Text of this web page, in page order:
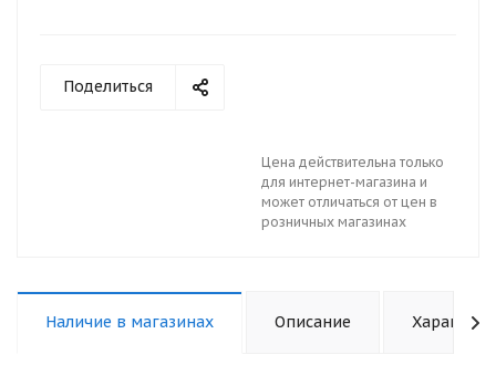
Поделиться
Цена действительна только
для интернет-магазина и
может отличаться от цен в
розничных магазинах
Наличие в магазинах Описание